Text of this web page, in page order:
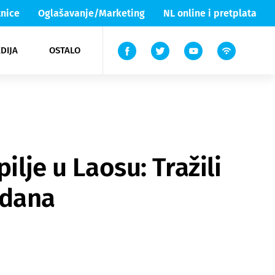
Oglašavanje/Marketing NL online i pretplata
OSTALO
Lika & Senj
TV
u Laosu: Tražili